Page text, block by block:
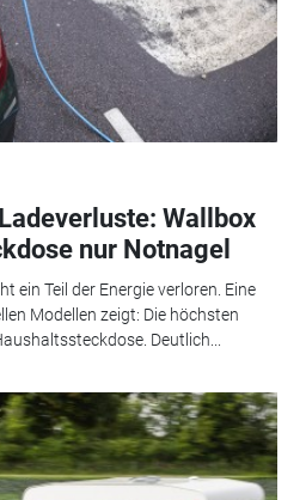
Wallbox
nur Notnagel
ein Teil der Energie verloren. Eine
Modellen zeigt: Die höchsten
Deutlich...